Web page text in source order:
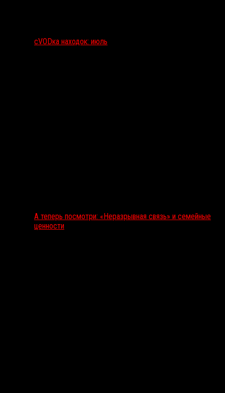
сVODка находок: июль
А теперь посмотри: «Неразрывная связь» и семейные
ценности